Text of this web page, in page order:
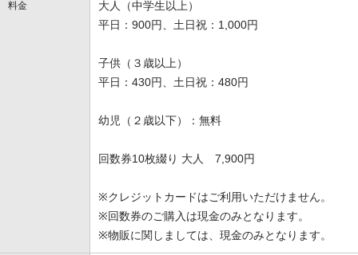
料金
大人（中学生以上）
平日：900円、土日祝：1,000円
子供（３歳以上）
平日：430円、土日祝：480円
幼児（２歳以下）：無料
回数券10枚綴り 大人 7,900円
※クレジットカードはご利用いただけません。
※回数券のご購入は現金のみとなります。
※物販に関しましては、現金のみとなります。